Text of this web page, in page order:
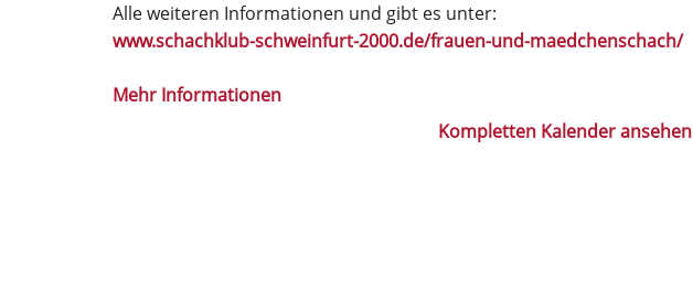
Alle weiteren Informationen und gibt es unter:
www.schachklub-schweinfurt-2000.de/frauen-und-maedchenschach/
Mehr Informationen
Kompletten Kalender ansehen